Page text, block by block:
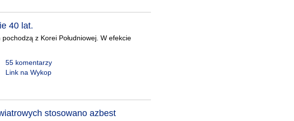
40 lat.
z Korei Południowej. W efekcie
55 komentarzy
Link na Wykop
stosowano azbest